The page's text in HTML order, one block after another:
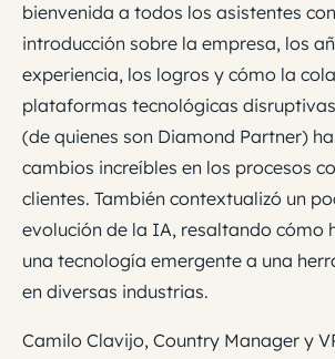
bienvenida a todos los asistentes
introducción sobre la empresa, los
experiencia, los logros y cómo la
plataformas tecnológicas
(de quienes son Diamond Partner)
cambios increíbles en los procesos
clientes. También contextualizó un
evolución de la IA, resaltando cómo
una tecnología emergente a una
en diversas industrias.
Camilo Clavijo, Country Manager y